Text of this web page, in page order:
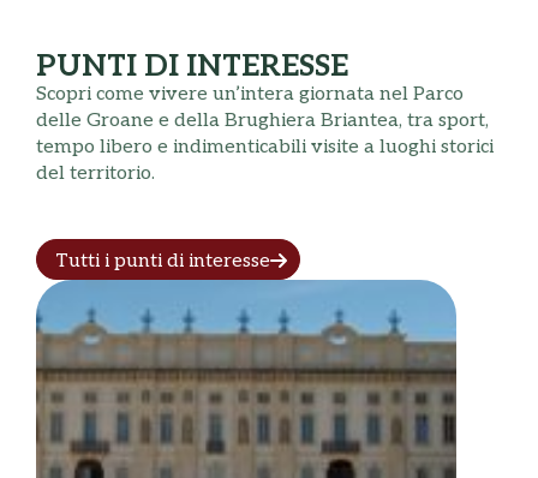
PUNTI DI INTERESSE
Scopri come vivere un’intera giornata nel Parco
delle Groane e della Brughiera Briantea, tra sport,
tempo libero e indimenticabili visite a luoghi storici
del territorio.
Tutti i punti di interesse